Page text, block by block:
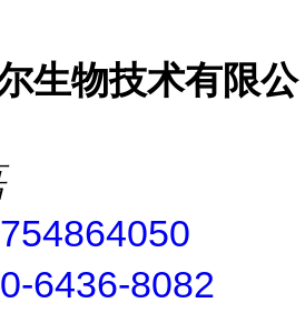
生物技术有限公
6436-8082